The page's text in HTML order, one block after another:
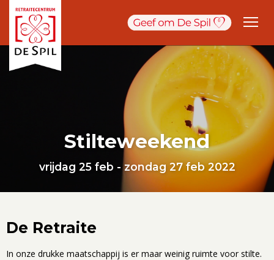
Stilteweekend
vrijdag 25 feb - zondag 27 feb 2022
De Retraite
In onze drukke maatschappij is er maar weinig ruimte voor stilte.